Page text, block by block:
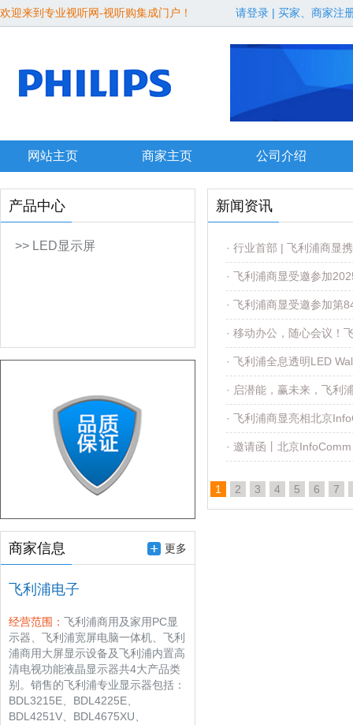
欢迎来到专业视听网-视听购集成门户！ 请登录 | 买家、商家注
网站主页 商家主页 公司介绍
产品中心
>> LED显示屏
商家信息 更多
飞利浦电子
经营范围： 飞利浦商用及家用PC显
示器、飞利浦宽屏电脑一体机、飞利
浦商用大屏显示设备及飞利浦内置高
清电视功能液晶显示器共4大产品类
别。销售的飞利浦专业显示器包括：
BDL3215E、BDL4225E、
BDL4251V、BDL4675XU、
新闻资讯
· 行业首部 | 飞利浦商显
· 飞利浦商显受邀参加
· 飞利浦商显受邀参加第
· 移动办公，随心会议！
· 飞利浦全息透明LED
· 启潜能，赢未来，飞利
· 飞利浦商显亮相北京
· 邀请函丨北京
1 2 3 4 5 6 7